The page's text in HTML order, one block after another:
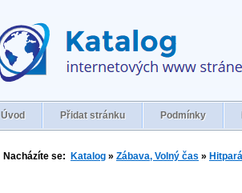
Úvod Přidat stránku Podmínky
Nacházíte se: Katalog » Zábava, Volný čas »